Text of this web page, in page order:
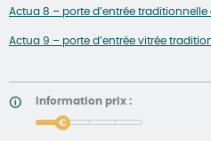
Actua 8 – porte d’entrée
Actua 9 – porte d’entrée vitrée
Information prix :